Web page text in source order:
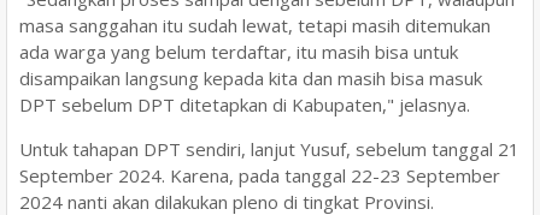
masa sanggahan itu sudah lewat, tetapi masih ditemukan
ada warga yang belum terdaftar, itu masih bisa untuk
disampaikan langsung kepada kita dan masih bisa masuk
DPT sebelum DPT ditetapkan di Kabupaten," jelasnya.
Untuk tahapan DPT sendiri, lanjut Yusuf, sebelum tanggal 21
September 2024. Karena, pada tanggal 22-23 September
2024 nanti akan dilakukan pleno di tingkat Provinsi.